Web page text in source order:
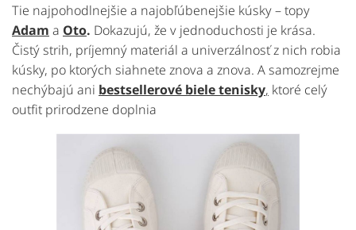
Tie najpohodlnejšie a najobľúbenejšie kúsky – topy
Adam a Oto. Dokazujú, že v jednoduchosti je krása.
Čistý strih, príjemný materiál a univerzálnosť z nich robia
kúsky, po ktorých siahnete znova a znova. A samozrejme
nechýbajú ani bestsellerové biele tenisky, ktoré celý
outfit prirodzene doplnia